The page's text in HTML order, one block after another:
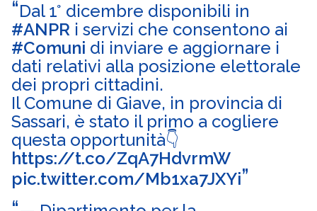
Dal 1° dicembre disponibili in
#ANPRi servizi che consentono ai
#Comuni di inviare e aggiornare i
dati relativi alla posizione elettorale
dei propri cittadini.
Il Comune di Giave, in provincia di
Sassari, è stato il primo a cogliere
questa opportunità👇
https://t.co/ZqA7HdvrmW
pic.twitter.com/Mb1xa7JXYi